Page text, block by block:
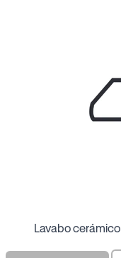
Lavabo cerámico